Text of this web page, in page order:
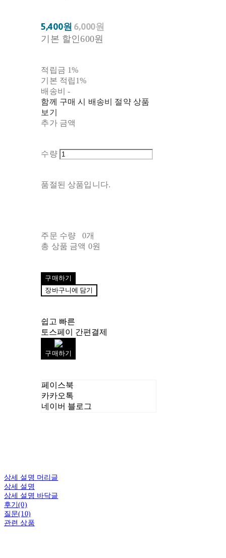
5,400원 6,000원
기본 할인600원
적립금 1%
기본 적립1%
배송비-
함께 구매 시 배송비 절약 상품
보기
추가 금액
수량
품절된 상품입니다.
주문 수량
0개
총 상품 금액 0원
구매하기
장바구니에 담기
쉽고 빠른
토스페이 간편결제
구매하기
페이스북
카카오톡
네이버 블로그
상세 설명 머리글
상세 설명
상세 설명 바닥글
후기(0)
질문(10)
관련 상품